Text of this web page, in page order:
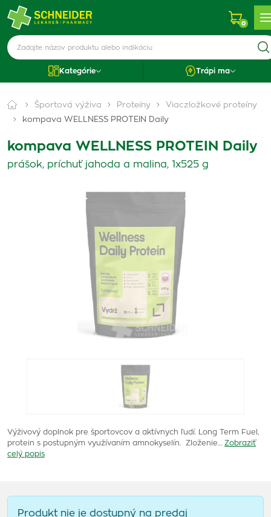
0
Kategórie Trápi ma
Športová výživa Proteíny
Viaczložkové proteíny
kompava WELLNESS PROTEIN Daily
kompava WELLNESS PROTEIN Daily
prášok, príchuť jahoda a malina, 1x525 g
Výživový doplnok pre športovcov a aktívnych ľudí. Long Term Fuel,
protein s postupným využívaním amnokyselín. Zloženie…
Zobraziť
celý popis
Produkt nie je dostupný na predaj